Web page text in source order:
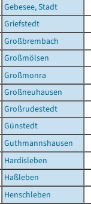
Gebesee, Stadt
Griefstedt
Großbrembach
Großmölsen
Großmonra
Großneuhausen
Großrudestedt
Günstedt
Guthmannshausen
Hardisleben
Haßleben
Henschleben